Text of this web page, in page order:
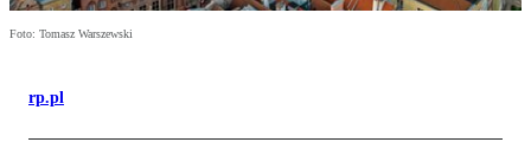
Foto: Tomasz Warszewski
rp.pl